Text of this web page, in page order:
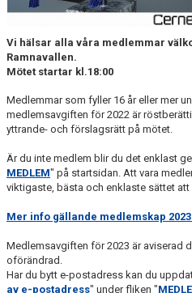
Vi hälsar alla våra medlemmar
Ramnavallen.
Mötet startar kl.18:00
Medlemmar som fyller 16 år eller mer
medlemsavgiften för 2022 är
yttrande- och förslagsrätt på mötet.
Är du inte medlem blir du det enklast
MEDLEM" på startsidan. Att vara
viktigaste, bästa och enklaste sättet
Mer info gällande medlemskap
Medlemsavgiften för 2023 är aviserad
oförändrad.
Har du bytt e-postadress kan du
av e-postadress" under fliken "